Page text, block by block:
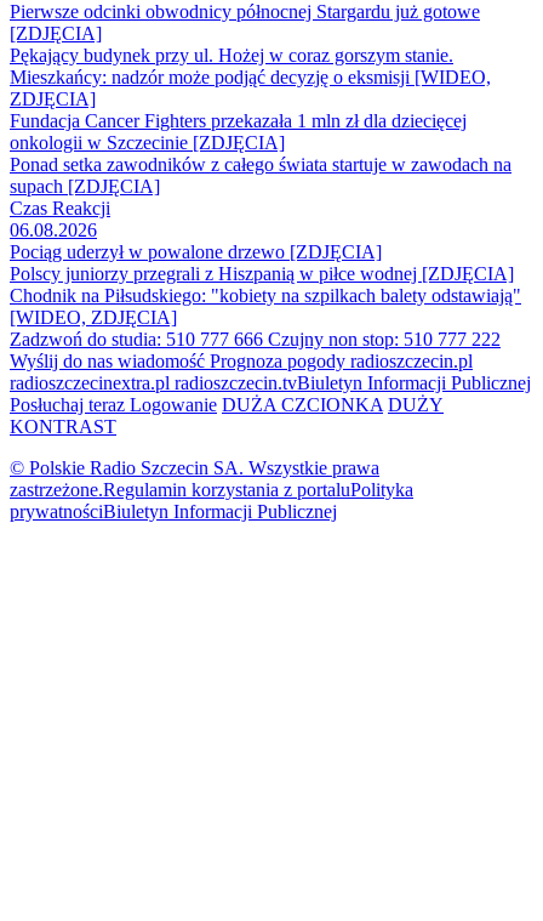
Pierwsze odcinki obwodnicy północnej Stargardu już gotowe
[ZDJĘCIA]
Pękający budynek przy ul. Hożej w coraz gorszym stanie.
Mieszkańcy: nadzór może podjąć decyzję o eksmisji [WIDEO,
ZDJĘCIA]
Fundacja Cancer Fighters przekazała 1 mln zł dla dziecięcej
onkologii w Szczecinie [ZDJĘCIA]
Ponad setka zawodników z całego świata startuje w zawodach na
supach [ZDJĘCIA]
Czas Reakcji
06.08.2026
Pociąg uderzył w powalone drzewo [ZDJĘCIA]
Polscy juniorzy przegrali z Hiszpanią w piłce wodnej [ZDJĘCIA]
Chodnik na Piłsudskiego: "kobiety na szpilkach balety odstawiają"
[WIDEO, ZDJĘCIA]
Zadzwoń do studia: 510 777 666 Czujny non stop: 510 777 222
Wyślij do nas wiadomość Prognoza pogody radioszczecin.pl
radioszczecinextra.pl radioszczecin.tvBiuletyn Informacji Publicznej
Posłuchaj teraz Logowanie DUŻA CZCIONKA DUŻY
KONTRAST
© Polskie Radio Szczecin SA. Wszystkie prawa
zastrzeżone.Regulamin korzystania z portaluPolityka
prywatnościBiuletyn Informacji Publicznej